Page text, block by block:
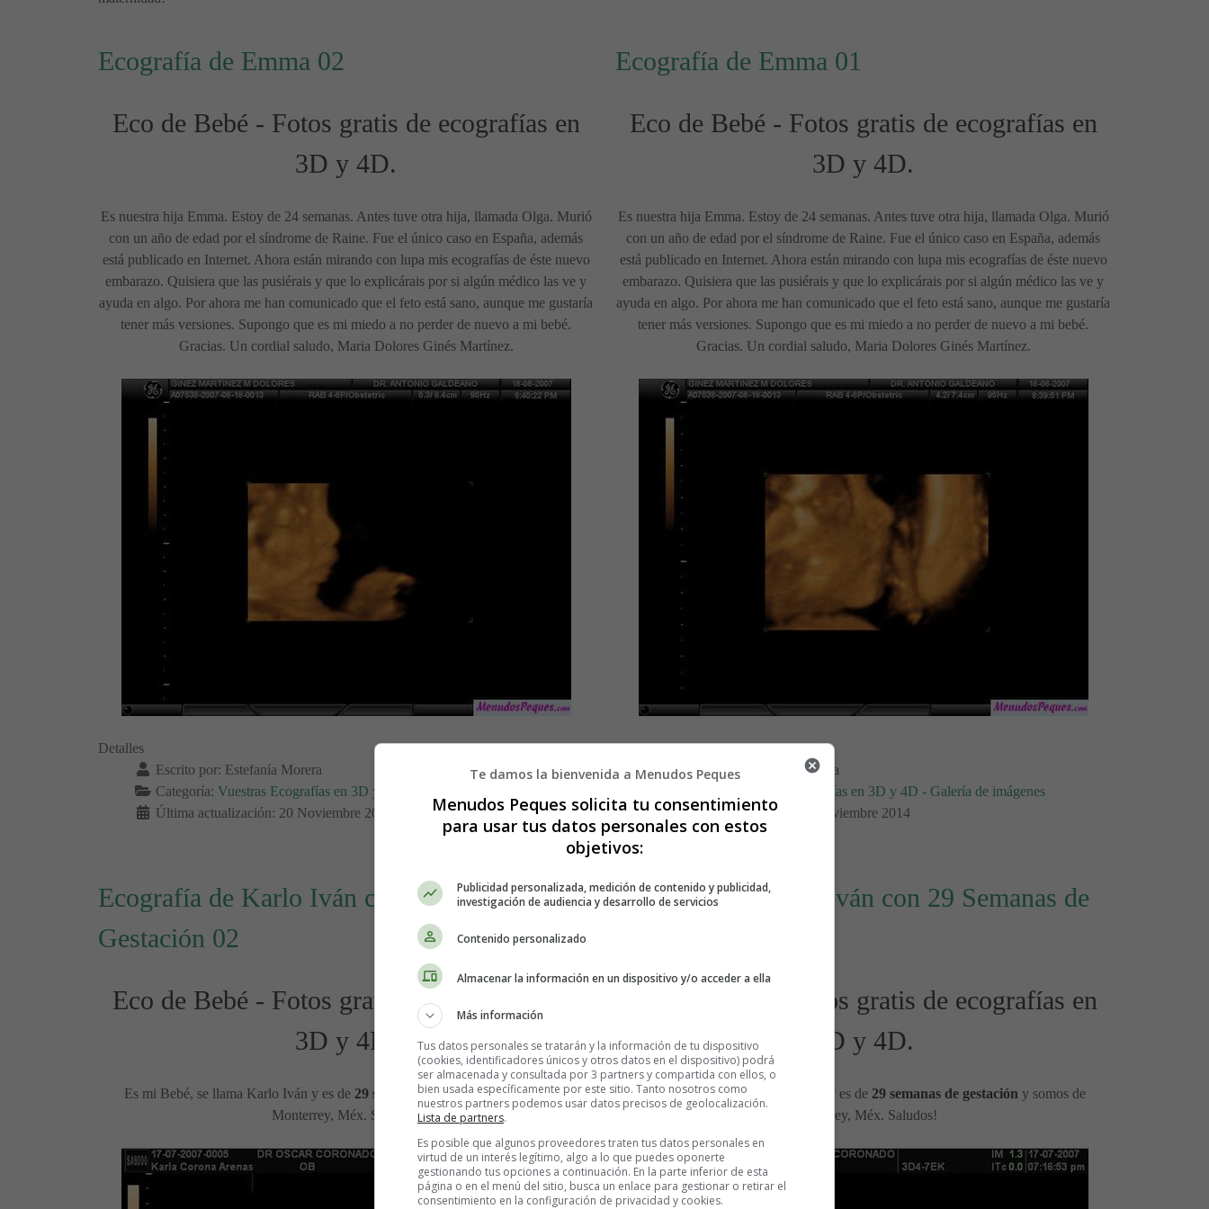
Ecografía de Emma 02
Eco de Bebé - Fotos gratis de ecografías en
3D y 4D.
Es nuestra hija Emma. Estoy de 24 semanas. Antes tuve otra hija, llamada Olga. Murió
con un año de edad por el síndrome de Raine. Fue el único caso en España, además
está publicado en Internet. Ahora están mirando con lupa mis ecografías de éste nuevo
embarazo. Quisiera que las pusiérais y que lo explicárais por si algún médico las ve y
ayuda en algo. Por ahora me han comunicado que el feto está sano, aunque me gustaría
tener más versiones. Supongo que es mi miedo a no perder de nuevo a mi bebé.
Gracias. Un cordial saludo, Maria Dolores Ginés Martínez.
Detalles
Escrito por: Estefanía Morera
Categoría: Vuestras Ecografías en 3D y 4D - Galería de imágenes
Última actualización: 20 Noviembre 2014
Ecografía de Emma 01
Eco de Bebé - Fotos gratis de ecografías en
3D y 4D.
Es nuestra hija Emma. Estoy de 24 semanas. Antes tuve otra hija, llamada Olga. Murió
con un año de edad por el síndrome de Raine. Fue el único caso en España, además
está publicado en Internet. Ahora están mirando con lupa mis ecografías de éste nuevo
embarazo. Quisiera que las pusiérais y que lo explicárais por si algún médico las ve y
ayuda en algo. Por ahora me han comunicado que el feto está sano, aunque me gustaría
tener más versiones. Supongo que es mi miedo a no perder de nuevo a mi bebé.
Gracias. Un cordial saludo, Maria Dolores Ginés Martínez.
Detalles
Escrito por:
Estefanía Morera
Vuestras Ecografías en 3D y 4D - Galería de imágenes
Última actualización: 20 Noviembre 2014
Ecografía de Karlo Iván con 29 Semanas de
Gestación 02
Eco de Bebé - Fotos gratis de ecografías en
3D y 4D.
Es mi Bebé, se llama Karlo Iván y es de 29 semanas de gestacióny somos de
Monterrey, Méx. Saludos!
Ecografía de Karlo Iván con 29 Semanas de
Eco de Bebé - Fotos gratis de ecografías en
3D y 4D.
Es mi Bebé, se llama Karlo Iván y es de 29 semanas de gestación y somos de
Monterrey, Méx. Saludos!
Te damos la bienvenida a Menudos Peques
Menudos Peques solicita tu consentimiento
para usar tus datos personales con estos
objetivos:
Publicidad personalizada, medición de contenido y publicidad,
investigación de audiencia y desarrollo de servicios
Contenido personalizado
Almacenar la información en un dispositivo y/o acceder a ella
Más información
Tus datos personales se tratarán y la información de tu dispositivo
(cookies, identificadores únicos y otros datos en el dispositivo) podrá
ser almacenada y consultada por 3 partners y compartida con ellos, o
bien usada específicamente por este sitio. Tanto nosotros como
nuestros partners podemos usar datos precisos de geolocalización.
Lista de partners.
Es posible que algunos proveedores traten tus datos personales en
virtud de un interés legítimo, algo a lo que puedes oponerte
gestionando tus opciones a continuación. En la parte inferior de esta
página o en el menú del sitio, busca un enlace para gestionar o retirar el
consentimiento en la configuración de privacidad y cookies.